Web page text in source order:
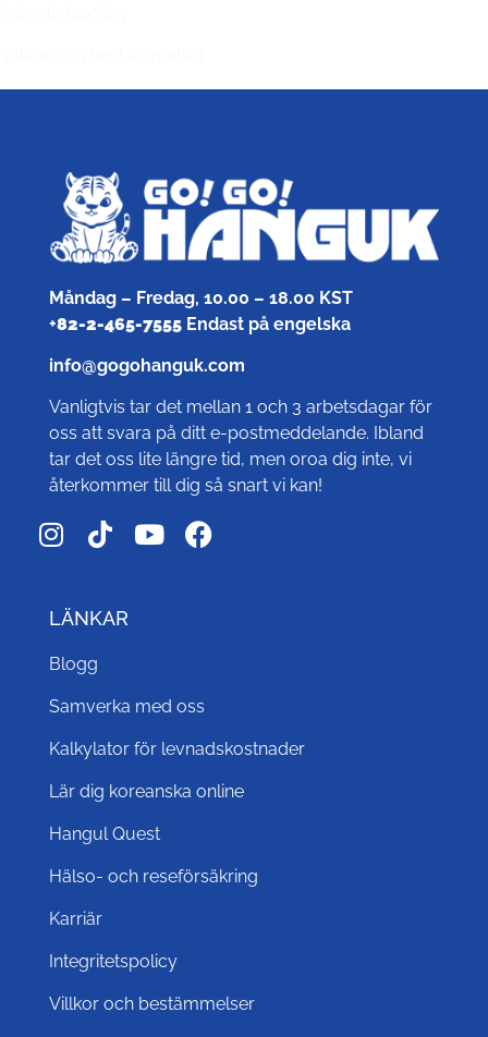
Måndag – Fredag, 10.00 – 18.00 KST
+82-2-465-7555Endast på engelska
info@gogohanguk.com
Vanligtvis tar det mellan 1 och 3 arbetsdagar för
oss att svara på ditt e-postmeddelande. Ibland
tar det oss lite längre tid, men oroa dig inte, vi
återkommer till dig så snart vi kan!
LÄNKAR
Blogg
Samverka med oss
Kalkylator för levnadskostnader
Lär dig koreanska online
Hangul Quest
Hälso- och reseförsäkring
Karriär
Integritetspolicy
Villkor och bestämmelser